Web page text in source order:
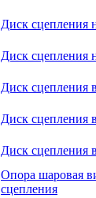
Диск сцепления
Диск сцепления
Диск сцепления
Диск сцепления
Диск сцепления
Опора шаровая
сцепления